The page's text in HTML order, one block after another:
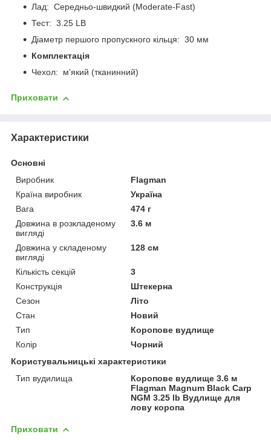
Лад: Середньо-швидкий (Moderate-Fast)
Тест: 3.25 LB
Діаметр першого пропускного кільця: 30 мм
Комплектація
Чехол: м'який (тканинний)
Приховати
Характеристики
Основні
Виробник
Flagman
Країна виробник
Україна
Вага
474 г
Довжина в розкладеному
вигляді
3.6 м
Довжина у складеному
вигляді
128 см
Кількість секцій
3
Конструкція
Штекерна
Сезон
Літо
Стан
Новий
Тип
Коропове вудлище
Колір
Чорний
Користувальницькі характеристики
Тип вудилища
Коропове вудлище 3.6 м
Flagman Magnum Black Carp
NGM 3.25 lb Вудлище для
лову коропа
Приховати